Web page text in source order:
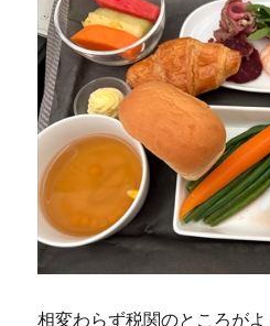
相変わらず税関のところが